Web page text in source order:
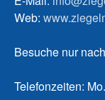
Web:
Besuche nur
Telefonzeiten: